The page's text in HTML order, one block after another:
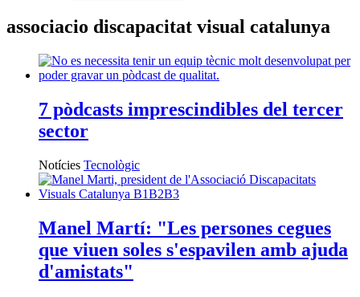
associacio discapacitat visual catalunya
7 pòdcasts imprescindibles del tercer
sector
Notícies Tecnològic
Manel Martí: "Les persones cegues
que viuen soles s'espavilen amb ajuda
d'amistats"